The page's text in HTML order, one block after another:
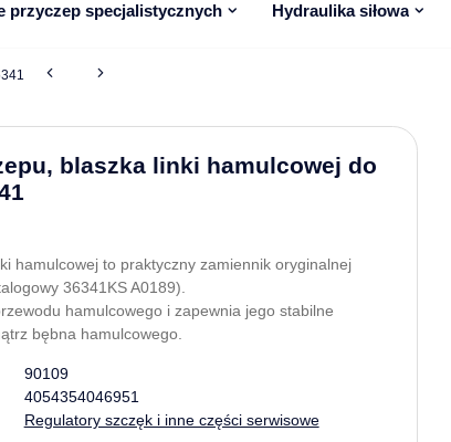
przyczep specjalistycznych Hydraulika siłowa
blaszka linki hamulcowej do
hamulcowej to praktyczny zamiennik oryginalnej
36341KS A0189).
hamulcowego i zapewnia jego stabilne
bębna hamulcowego.
90109
4054354046951
Regulatory szczęk i inne części serwisowe